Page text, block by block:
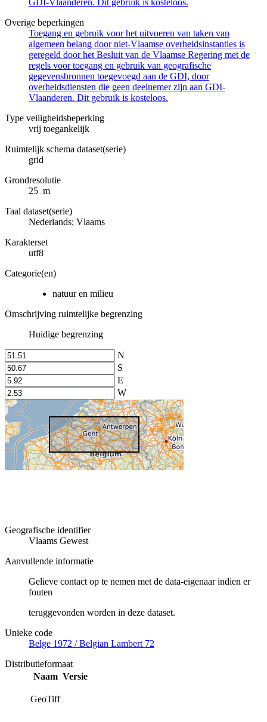
GDI-Vlaanderen. Dit gebruik is kosteloos.
Overige beperkingen
Toegang en gebruik voor het uitvoeren van taken van
algemeen belang door niet-Vlaamse overheidsinstanties is
geregeld door het Besluit van de Vlaamse Regering met de
regels voor toegang en gebruik van geografische
gegevensbronnen toegevoegd aan de GDI, door
overheidsdiensten die geen deelnemer zijn aan GDI-
Vlaanderen. Dit gebruik is kosteloos.
Type veiligheidsbeperking
vrij toegankelijk
Ruimtelijk schema dataset(serie)
grid
Grondresolutie
25 m
Taal dataset(serie)
Nederlands; Vlaams
Karakterset
utf8
Categorie(en)
natuur en milieu
Omschrijving ruimtelijke begrenzing
Huidige begrenzing
N
S
E
W
Geografische identifier
Vlaams Gewest
Aanvullende informatie
Gelieve contact op te nemen met de data-eigenaar indien er
fouten
teruggevonden worden in deze dataset.
Unieke code
Belge 1972 / Belgian Lambert 72
Distributieformaat
Naam Versie
GeoTiff